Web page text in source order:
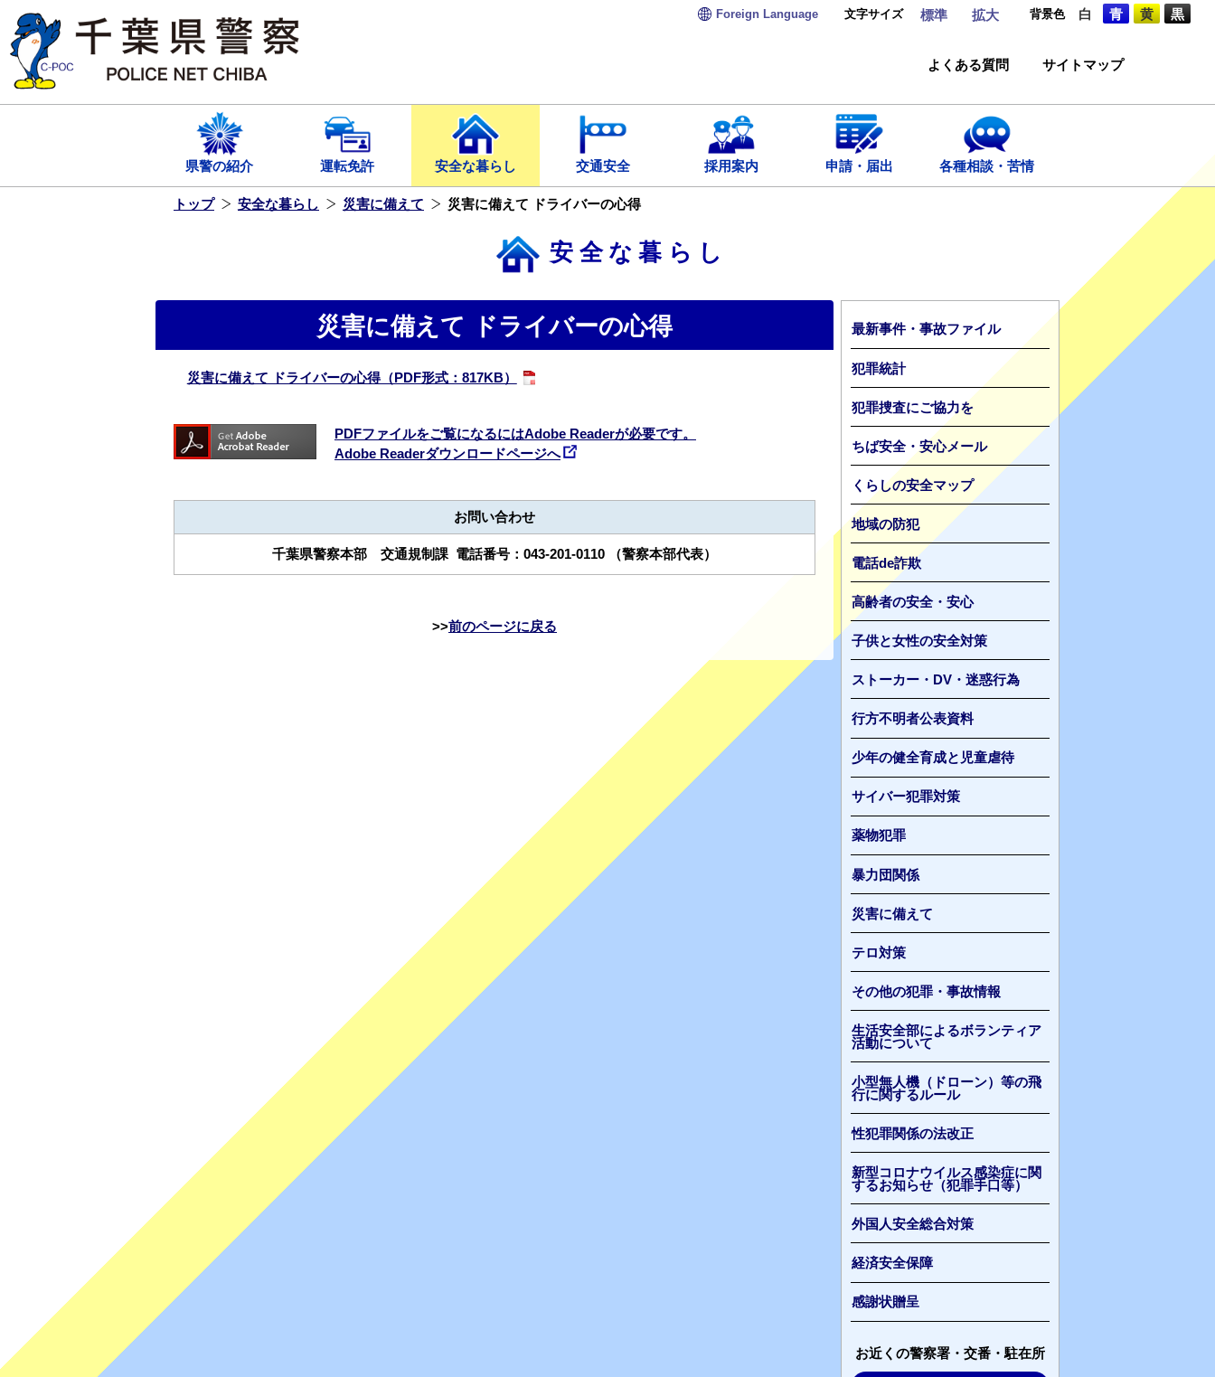
ス
キ
ま
Foreign Language 文字サイズ 標準 拡大 背景色 白 青 黄 黒
よくある質問 サイトマップ
県警の紹介 運転免許 安全な暮らし 交通安全 採用案内 申請・届出 各種相談・苦情
トップ 安全な暮らし 災害に備えて 災害に備えて ドライバーの心得
安全な暮らし
災害に備えて ドライバーの心得
災害に備えて ドライバーの心得（PDF形式：817KB）
PDFファイルをご覧になるにはAdobe Readerが必要です。
Adobe Readerダウンロードページへ
お問い合わせ
千葉県警察本部 交通規制課 電話番号： 043-201-0110 （警察本部代表）
前のページに戻る
最新事件・事故ファイル
犯罪統計
犯罪捜査にご協力を
ちば安全・安心メール
くらしの安全マップ
地域の防犯
電話de詐欺
高齢者の安全・安心
子供と女性の安全対策
ストーカー・DV・迷惑行為
行方不明者公表資料
少年の健全育成と児童虐待
サイバー犯罪対策
薬物犯罪
暴力団関係
災害に備えて
テロ対策
その他の犯罪・事故情報
生活安全部によるボランティア
活動について
小型無人機（ドローン）等の飛
行に関するルール
性犯罪関係の法改正
新型コロナウイルス感染症に関
するお知らせ（犯罪手口等）
外国人安全総合対策
経済安全保障
感謝状贈呈
お近くの警察署・交番・駐在所